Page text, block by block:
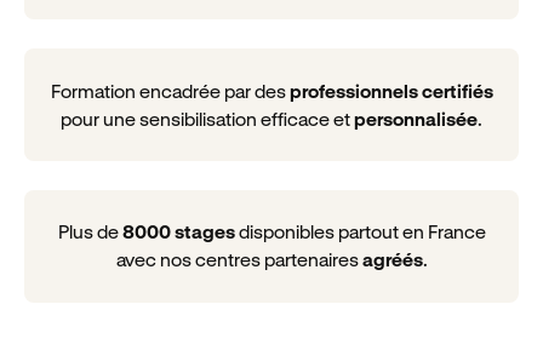
Formation encadrée par desprofessionnels certifiés
pour une sensibilisation efficace etpersonnalisée.
Plus de8000 stagesdisponibles partout en France
avec nos centres partenairesagréés.